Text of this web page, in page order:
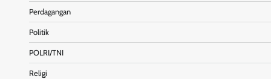
Perdagangan
Politik
POLRI/TNI
Religi